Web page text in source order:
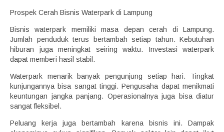
Prospek Cerah Bisnis Waterpark di Lampung
Bisnis waterpark memiliki masa depan cerah di Lampung.
Jumlah penduduk terus bertambah setiap tahun. Kebutuhan
hiburan juga meningkat seiring waktu. Investasi waterpark
dapat memberi hasil stabil.
Waterpark menarik banyak pengunjung setiap hari. Tingkat
kunjungannya bisa sangat tinggi. Pengusaha dapat menikmati
keuntungan jangka panjang. Operasionalnya juga bisa diatur
sangat fleksibel.
Peluang kerja juga bertambah karena bisnis ini. Dampak